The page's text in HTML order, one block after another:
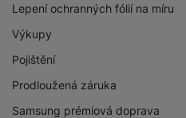
Lepení ochranných fólií na míru
Výkupy
Pojištění
Prodloužená záruka
Samsung prémiová doprava